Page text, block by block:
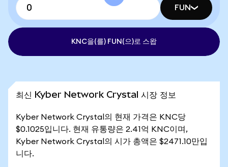
FUN
KNC을(를) FUN(으)로 스왑
최신 Kyber Network Crystal 시장 정보
Kyber Network Crystal의 현재 가격은 KNC당
$0.1025입니다. 현재 유통량은 2.41억 KNC이며,
Kyber Network Crystal의 시가 총액은 $2471.10만입
니다.